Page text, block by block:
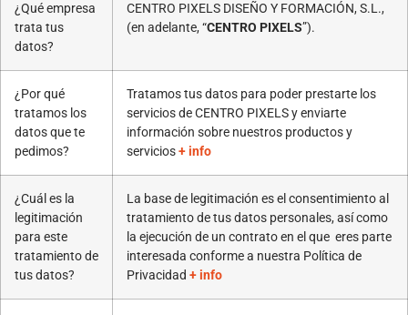
¿Qué empresa
trata tus
datos?
CENTRO PIXELS DISEÑO Y FORMACIÓN, S.L.,
(en adelante, “CENTRO PIXELS”).
¿Por qué
tratamos los
datos que te
pedimos?
Tratamos tus datos para poder prestarte los
servicios de CENTRO PIXELS y enviarte
información sobre nuestros productos y
servicios+ info
¿Cuál es la
legitimación
para este
tratamiento de
tus datos?
La base de legitimación es el consentimiento al
tratamiento de tus datos personales, así como
la ejecución de un contrato en el que eres parte
interesada conforme a nuestra Política de
Privacidad + info